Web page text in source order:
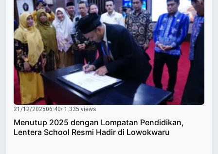
21/12/202506:40• 1.335 views
Menutup 2025 dengan Lompatan Pendidikan,
Lentera School Resmi Hadir di Lowokwaru